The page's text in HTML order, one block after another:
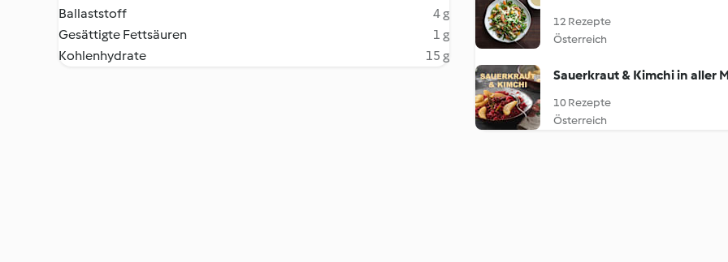
Ballaststoff
4 g
Gesättigte Fettsäuren
1 g
Kohlenhydrate
15 g
12 Rezepte
Österreich
Sauerkraut & Kimchi in aller
10 Rezepte
Österreich